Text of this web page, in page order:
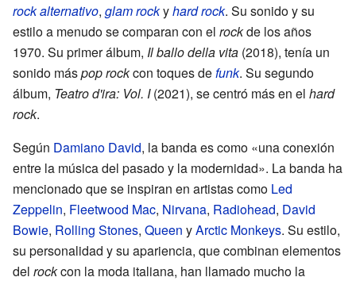
rock alternativo, glam rockyhard rock. Su sonido y su
estilo a menudo se comparan con el rockde los años
1970. Su primer álbum, Il ballo della vita (2018), tenía un
sonido máspop rockcon toques defunk. Su segundo
álbum, Teatro d'ira: Vol. I(2021), se centró más en el hard
rock.
Según Damiano David, la banda es como «una conexión
entre la música del pasado y la modernidad». La banda ha
mencionado que se inspiran en artistas como Led
Zeppelin, Fleetwood Mac, Nirvana, Radiohead, David
Bowie, Rolling Stones, Queen yArctic Monkeys. Su estilo,
su personalidad y su apariencia, que combinan elementos
del rockcon la moda italiana, han llamado mucho la